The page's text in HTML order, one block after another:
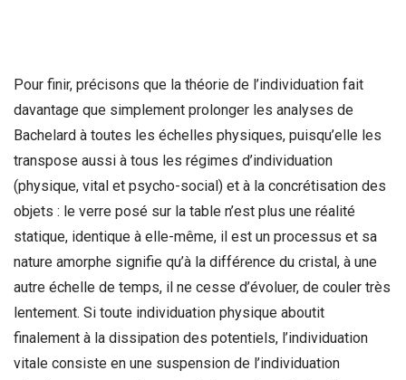
Pour finir, précisons que la théorie de l’individuation fait
davantage que simplement prolonger les analyses de
Bachelard à toutes les échelles physiques, puisqu’elle les
transpose aussi à tous les régimes d’individuation
(physique, vital et psycho-social) et à la concrétisation des
objets : le verre posé sur la table n’est plus une réalité
statique, identique à elle-même, il est un processus et sa
nature amorphe signifie qu’à la différence du cristal, à une
autre échelle de temps, il ne cesse d’évoluer, de couler très
lentement. Si toute individuation physique aboutit
finalement à la dissipation des potentiels, l’individuation
vitale consiste en une suspension de l’individuation